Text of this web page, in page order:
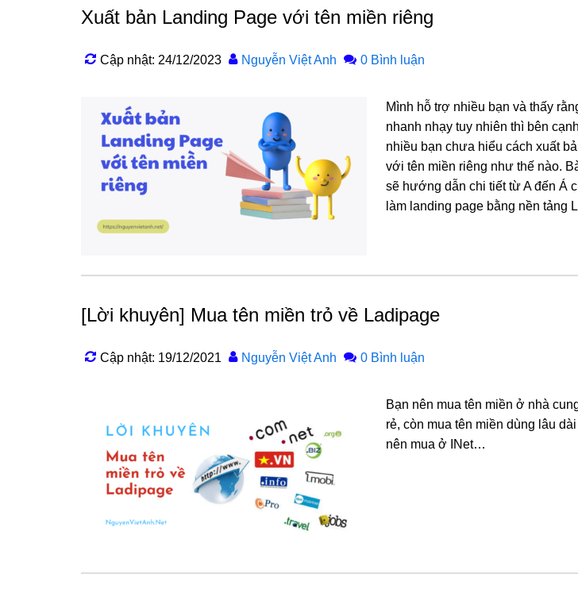
Xuất bản Landing Page với tên miền riêng
Cập nhật: 24/12/2023 Nguyễn Việt Anh 0 Bình luận
Mình hỗ trợ nhiều bạn và thấy
nhanh nhạy tuy nhiên thì bên
nhiều bạn chưa hiểu cách xuất
với tên miền riêng như thế nào.
sẽ hướng dẫn chi tiết từ A đến Á
làm landing page bằng nền tảng
[Lời khuyên] Mua tên miền trỏ về Ladipage
Cập nhật: 19/12/2021 Nguyễn Việt Anh 0 Bình luận
Bạn nên mua tên miền ở nhà
rẻ, còn mua tên miền dùng lâu
nên mua ở INet…